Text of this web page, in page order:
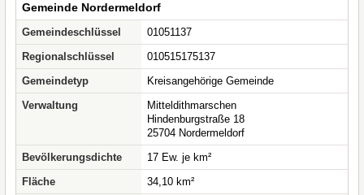
Gemeinde Nordermeldorf
Gemeindeschlüssel
01051137
Regionalschlüssel
010515175137
Gemeindetyp
Kreisangehörige Gemeinde
Verwaltung
Mitteldithmarschen
Hindenburgstraße 18
25704 Nordermeldorf
Bevölkerungsdichte
17 Ew. je km²
Fläche
34,10 km²